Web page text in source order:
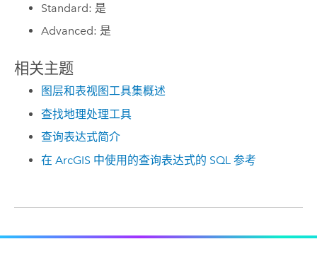
Standard: 是
Advanced: 是
相关主题
图层和表视图工具集概述
查找地理处理工具
查询表达式简介
在 ArcGIS 中使用的查询表达式的 SQL 参考